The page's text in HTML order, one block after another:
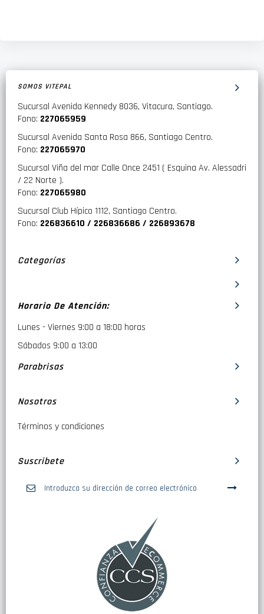
SOMOS VITEPAL
Sucursal Avenida Kennedy 8036, Vitacura, Santiago.
Fono: 227065959
Sucursal Avenida Santa Rosa 866, Santiago Centro.
Fono: 227065970
Sucursal Viña del mar Calle Once 2451 ( Esquina Av. Alessadri
/ 22 Norte ).
Fono: 227065980
Sucursal Club Hípico 1112, Santiago Centro.
Fono: 226836610 / 226836686 / 226893678
Categorías
Horario De Atención:
Lunes - Viernes 9:00 a 18:00 horas
Sábados 9:00 a 13:00
Parabrisas
Nosotros
Términos y condiciones
Suscribete